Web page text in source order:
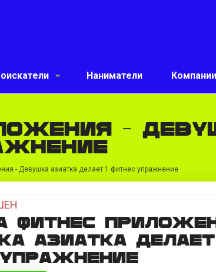
Наниматели Компании
-
- Девушка азиатка делает 1 фитнес упражнение
фитнес
азиатка делает